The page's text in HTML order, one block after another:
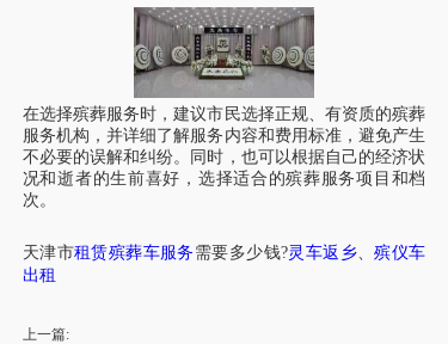
在选择殡葬服务时，建议市民选择正规、有资质的殡葬
服务机构，并详细了解服务内容和费用标准，避免产生
不必要的误解和纠纷。同时，也可以根据自己的经济状
况和逝者的生前喜好，选择适合的殡葬服务项目和档
次。
天津市租赁殡葬车服务 需要多少钱?灵车返乡 、殡仪车
出租
上一篇: